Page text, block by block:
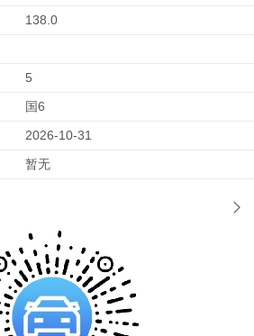
138.0
5
国6
2026-10-31
暂无
